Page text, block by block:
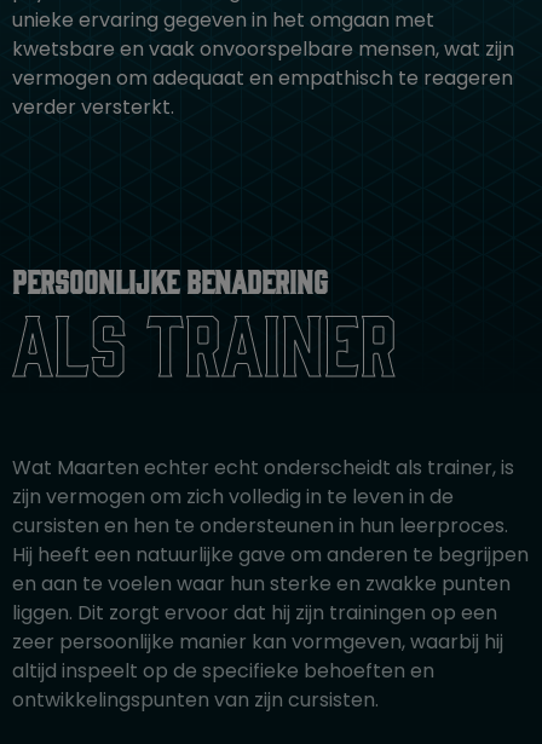
unieke ervaring gegeven in het omgaan met
kwetsbare en vaak onvoorspelbare mensen, wat zijn
vermogen om adequaat en empathisch te reageren
verder versterkt.
Persoonlijke benadering
als trainer
Wat Maarten echter echt onderscheidt als trainer, is
zijn vermogen om zich volledig in te leven in de
cursisten en hen te ondersteunen in hun leerproces.
Hij heeft een natuurlijke gave om anderen te begrijpen
en aan te voelen waar hun sterke en zwakke punten
liggen. Dit zorgt ervoor dat hij zijn trainingen op een
zeer persoonlijke manier kan vormgeven, waarbij hij
altijd inspeelt op de specifieke behoeften en
ontwikkelingspunten van zijn cursisten.